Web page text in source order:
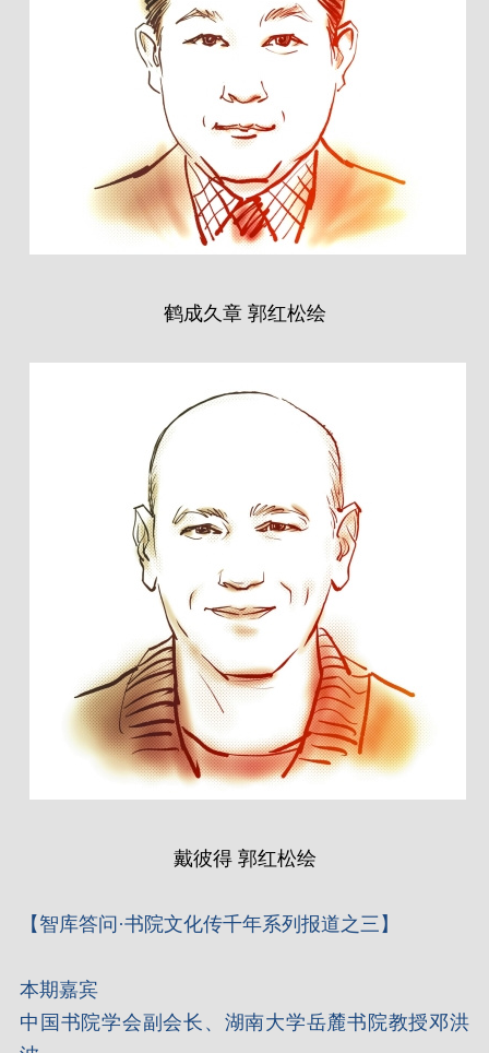
鹤成久章 郭红松绘
戴彼得 郭红松绘
【智库答问·书院文化传千年系列报道之三】
本期嘉宾
中国书院学会副会长、湖南大学岳麓书院教授邓洪